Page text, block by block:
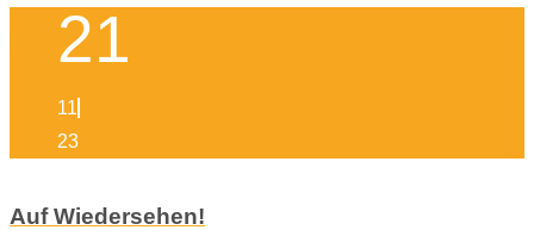
21
11
23
Auf Wiedersehen!